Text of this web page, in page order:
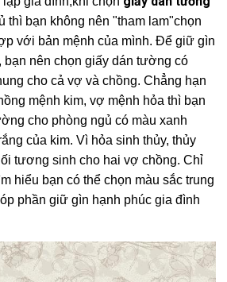
thì bạn không nên "tham lam"chọn
với bản mệnh của mình. Để giữ gìn
bạn nên chọn giấy dán tường có
cho cả vợ và chồng. Chẳng hạn
mệnh kim, vợ mệnh hỏa thì bạn
cho phòng ngủ có màu xanh
của kim. Vì hỏa sinh thủy, thủy
tương sinh cho hai vợ chồng. Chỉ
hiểu bạn có thể chọn màu sắc trung
phần giữ gìn hạnh phúc gia đình